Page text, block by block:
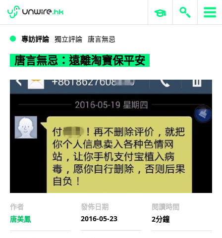
唐言無忌：遠離淘寶保平安
WWDC 2026 ERP 與商業 AI
專訪評論 獨立評論 唐言無忌
唐言無忌：遠離淘寶保平安
作者
唐美鳳
發佈日期
2016-05-23
閱讀時間
2分鐘